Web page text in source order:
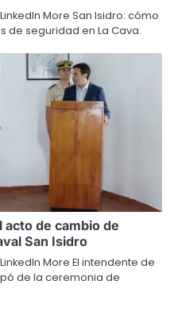
More San Isidro: cómo
de seguridad en La Cava.
acto de cambio de
San Isidro
More El intendente de
de la ceremonia de